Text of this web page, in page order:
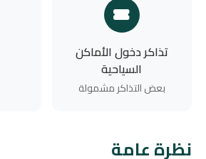
تذاكر دخول الأماكن
السياحية
بعض التذاكر مشمولة
نظرة عامة